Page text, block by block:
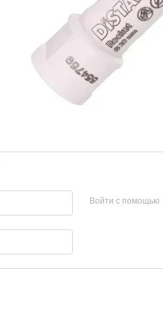
Войти с помощью